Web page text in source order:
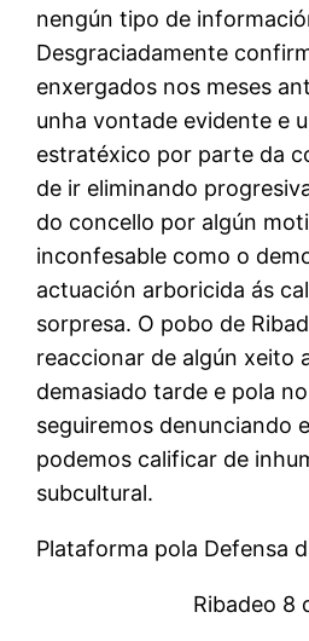
nengún tipo de
Desgraciadamente
enxergados nos meses
unha vontade evidente e
estratéxico por parte da
de ir eliminando
do concello por algún
inconfesable como o
actuación arboricida ás
sorpresa. O pobo de
reaccionar de algún xeito
demasiado tarde e pola
seguiremos denunciando
podemos calificar de
subcultural.
Plataforma pola Defensa
Ribadeo 8